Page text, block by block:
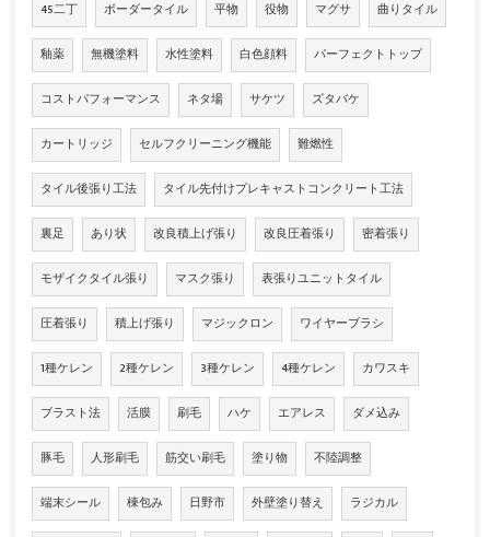
45二丁 ボーダータイル 平物 役物 マグサ 曲りタイル
釉薬 無機塗料 水性塗料 白色顔料 パーフェクトトップ
コストパフォーマンス ネタ場 サケツ ズタバケ
カートリッジ セルフクリーニング機能 難燃性
タイル後張り工法 タイル先付けプレキャストコンクリート工法
裏足 あり状 改良積上げ張り 改良圧着張り 密着張り
モザイクタイル張り マスク張り 表張りユニットタイル
圧着張り 積上げ張り マジックロン ワイヤーブラシ
1種ケレン 2種ケレン 3種ケレン 4種ケレン カワスキ
ブラスト法 活膜 刷毛 ハケ エアレス ダメ込み
豚毛 人形刷毛 筋交い刷毛 塗り物 不陸調整
端末シール 棟包み 日野市 外壁塗り替え ラジカル